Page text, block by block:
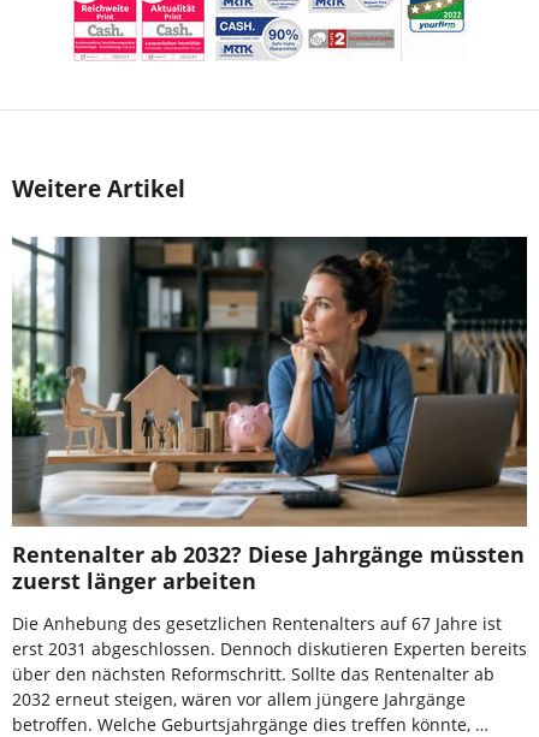
Weitere Artikel
Rentenalter ab 2032? Diese Jahrgänge müssten
zuerst länger arbeiten
Die Anhebung des gesetzlichen Rentenalters auf 67 Jahre ist
erst 2031 abgeschlossen. Dennoch diskutieren Experten bereits
über den nächsten Reformschritt. Sollte das Rentenalter ab
2032 erneut steigen, wären vor allem jüngere Jahrgänge
betroffen. Welche Geburtsjahrgänge dies treffen könnte, …